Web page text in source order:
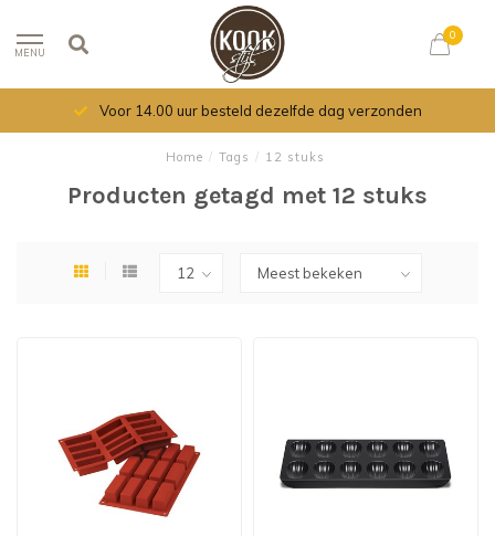
MENU
0
Voor 14.00 uur besteld dezelfde dag verzonden
Home / Tags / 12 stuks
Producten getagd met 12 stuks